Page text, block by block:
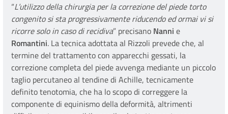
“L’utilizzo della chirurgia per la correzione del piede torto
congenito si sta progressivamente riducendo ed ormai vi si
ricorre solo in caso di recidiva” precisano Nanni e
Romantini. La tecnica adottata al Rizzoli prevede che, al
termine del trattamento con apparecchi gessati, la
correzione completa del piede avvenga mediante un piccolo
taglio percutaneo al tendine di Achille, tecnicamente
definito tenotomia, che ha lo scopo di correggere la
componente di equinismo della deformità, altrimenti